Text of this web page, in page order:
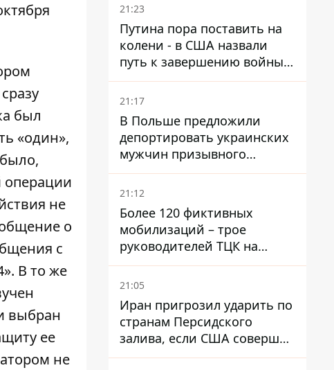
был
«один»,
операции
не
о
с
. В то же
выбран
ее
не
21:23
Путина пора поставить на
колени - в США назвали
путь к завершению войны -
National Security Journal
21:17
В Польше предложили
депортировать украинских
мужчин призывного
возраста - кого это может
затронуть
21:12
Более 120 фиктивных
мобилизаций – трое
руководителей ТЦК на
Волыни и Буковине
получили подозрения за
21:05
Иран пригрозил ударить по
странам Персидского
залива, если США совершат
хотя бы одну атаку - Reuters